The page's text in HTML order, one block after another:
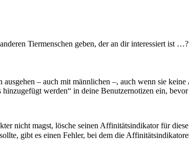
Tiermenschen geben, der an dir interessiert
ausgehen – auch mit männlichen –, auch wenn sie
werden“ in deine Benutzernotizen ein,
nicht magst, lösche seinen Affinitätsindikator für
gibt es einen Fehler, bei dem die